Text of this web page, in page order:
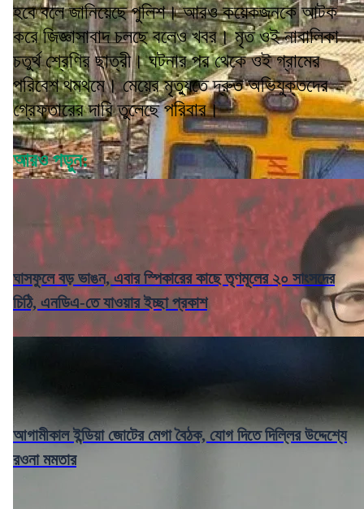
হবে বলে জানিয়েছে পুলিশ। আরও কয়েকজনকে আটক
করে জিজ্ঞাসাবাদ চলছে বলেও খবর। মৃত ওই নাবালিকা
চতুর্থ শ্রেণির ছাত্রী। ঘটনার পর থেকে ওই গ্রামের
পরিবেশ থমথমে। মেয়ের মৃত্যুতে দ্রুত অভিযুক্তদের
গ্রেফতারের দাবি তুলেছে পরিবার।
আরও পড়ুন:
ঘাসফুলে বড় ভাঙন, এবার স্পিকারের কাছে তৃণমূলের ২০ সাংসদের
চিঠি, এনডিএ-তে যাওয়ার ইচ্ছা প্রকাশ
আগামীকাল ইন্ডিয়া জোটের মেগা বৈঠক, যোগ দিতে দিল্লির উদ্দেশ্যে
রওনা মমতার